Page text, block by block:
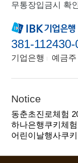
무통장입금시 확
381-
기업은행 예금
Notice
동춘초진로체험
하나은행쿠키체험
어린이날행사쿠